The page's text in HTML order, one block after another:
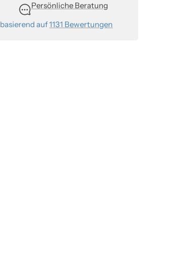
Persönliche Beratung
basierend auf1131 Bewertungen